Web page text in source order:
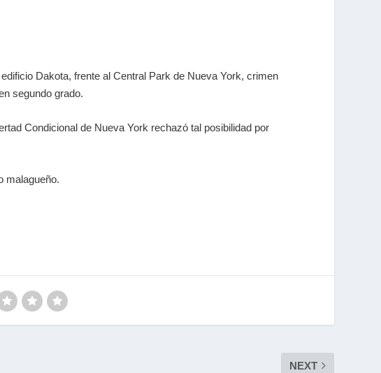
Dakota, frente al Central Park de Nueva York, crimen
segundo grado.
Condicional de Nueva York rechazó tal posibilidad por
malagueño.
NEXT